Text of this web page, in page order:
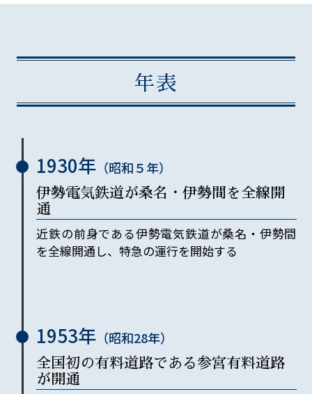
年表
1930年 （昭和５年）
伊勢電気鉄道が桑名・伊勢間を全線開
通
近鉄の前身である伊勢電気鉄道が桑名・伊勢間
を全線開通し、特急の運行を開始する
1953年 （昭和28年）
全国初の有料道路である参宮有料道路
が開通